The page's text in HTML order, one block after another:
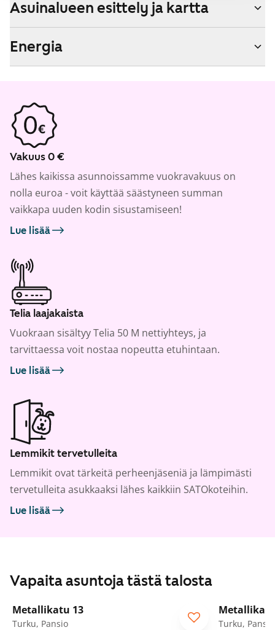
Asuinalueen esittely ja kartta
Energia
Vakuus 0 €
Lähes kaikissa asunnoissamme vuokravakuus on
nolla euroa - voit käyttää säästyneen summan
vaikkapa uuden kodin sisustamiseen!
Lue lisää
Telia laajakaista
Vuokraan sisältyy Telia 50 M nettiyhteys, ja
tarvittaessa voit nostaa nopeutta etuhintaan.
Lue lisää
Lemmikit tervetulleita
Lemmikit ovat tärkeitä perheenjäseniä ja lämpimästi
tervetulleita asukkaaksi lähes kaikkiin SATOkoteihin.
Lue lisää
Vapaita asuntoja tästä talosta
/21
Metallikatu 13
Turku, Pansio
Turku, Pansio